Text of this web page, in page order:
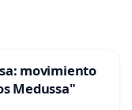
movimiento
Medussa"